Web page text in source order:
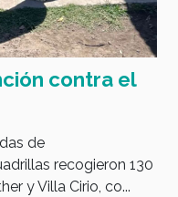
contra el
de
recogieron 130
y Villa Cirio, co...